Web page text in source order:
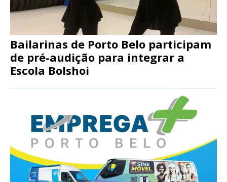
Bailarinas de Porto Belo participam
de pré-audição para integrar a
Escola Bolshoi